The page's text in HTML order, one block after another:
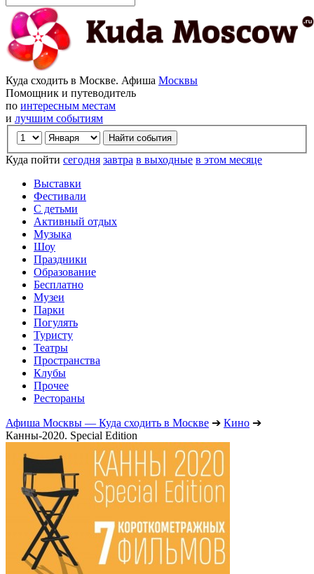
Куда сходить в Москве. Афиша Москвы
Помощник и путеводитель
по интересным местам
и лучшим событиям
Куда пойти сегодня завтра в выходные в этом месяце
Выставки
Фестивали
С детьми
Активный отдых
Музыка
Шоу
Праздники
Образование
Бесплатно
Музеи
Парки
Погулять
Туристу
Театры
Пространства
Клубы
Прочее
Рестораны
Афиша Москвы — Куда сходить в Москве ➔ Кино ➔
Канны-2020. Special Edition